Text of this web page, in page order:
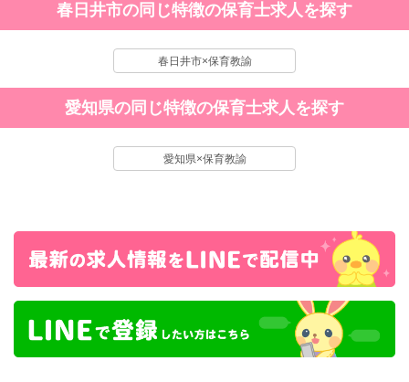
春日井市の同じ特徴の保育士求人を探す
春日井市×保育教諭
愛知県の同じ特徴の保育士求人を探す
愛知県×保育教諭